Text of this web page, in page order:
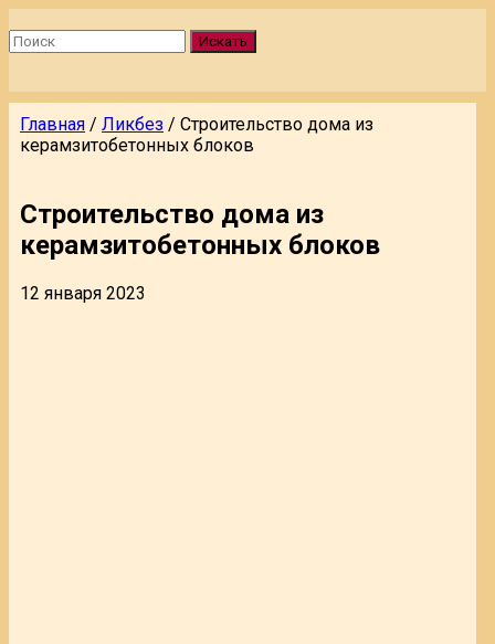
Искать
Главная / Ликбез / Строительство дома из
керамзитобетонных блоков
Строительство дома из
керамзитобетонных блоков
12 января 2023